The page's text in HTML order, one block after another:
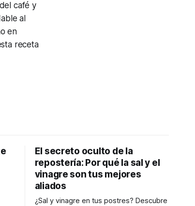
café y
al
en
receta
El secreto oculto de la
repostería: Por qué la sal y el
vinagre son tus mejores
aliados
¿Sal y vinagre en tus postres? Descubre